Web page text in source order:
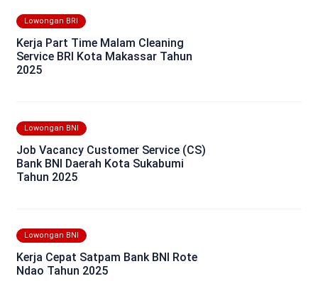
Lowongan BRI
Kerja Part Time Malam Cleaning
Service BRI Kota Makassar Tahun
2025
Lowongan BNI
Job Vacancy Customer Service (CS)
Bank BNI Daerah Kota Sukabumi
Tahun 2025
Lowongan BNI
Kerja Cepat Satpam Bank BNI Rote
Ndao Tahun 2025